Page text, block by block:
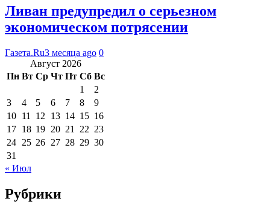
Ливан предупредил о серьезном
экономическом потрясении
Газета.Ru3 месяца ago 0
Август 2026
Пн Вт Ср Чт Пт Сб Вс
1
2
3
4 5 6 7 8
9
10 11 12 13 14 15 16
17 18 19 20 21 22 23
24 25 26 27 28 29 30
31
« Июл
Рубрики